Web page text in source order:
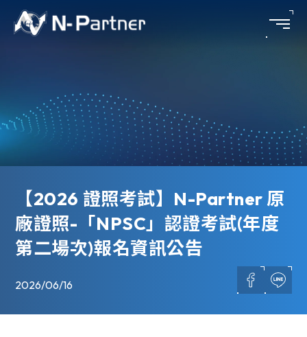
【2026 證照考試】N-Partner 原
廠證照-「NPSC」認證考試(年度
第二場次)報名資訊公告
2026/06/16